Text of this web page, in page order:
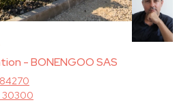
- BONENGOO SAS
30300